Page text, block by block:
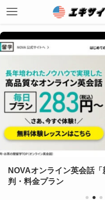
オンライン
イン英会話「新お茶の間留
ン